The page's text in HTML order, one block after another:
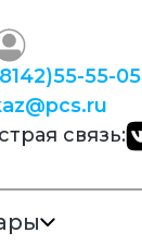
55-55-05
связь: